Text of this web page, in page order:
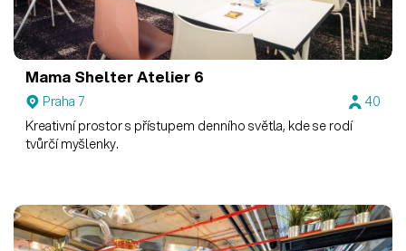
Mama ShelterAtelier 6
Praha 7
40
Kreativní prostor s přístupem denního světla, kde se rodí
tvůrčí myšlenky.